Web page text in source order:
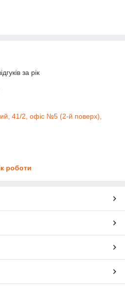
за рік
41/2, офіс №5 (2-й поверх),
роботи